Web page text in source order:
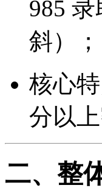
985
斜）；
核心
分以
二、整